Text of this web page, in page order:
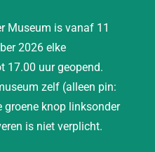
Museum is vanaf 11
2026 elke
17.00 uur geopend.
zelf (alleen pin:
knop linksonder
is niet verplicht.